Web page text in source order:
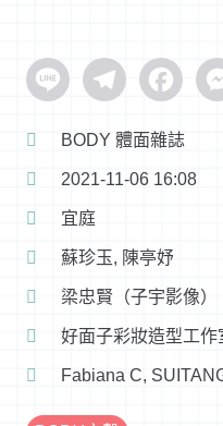
Line TelegramFacebook
BODY 體面雜誌
2021-11-06 16:08
宜庭
蘇珍玉, 陳亭妤
梁忠賢（子宇影像）
好面子彩妝造型工作
Fabiana C,